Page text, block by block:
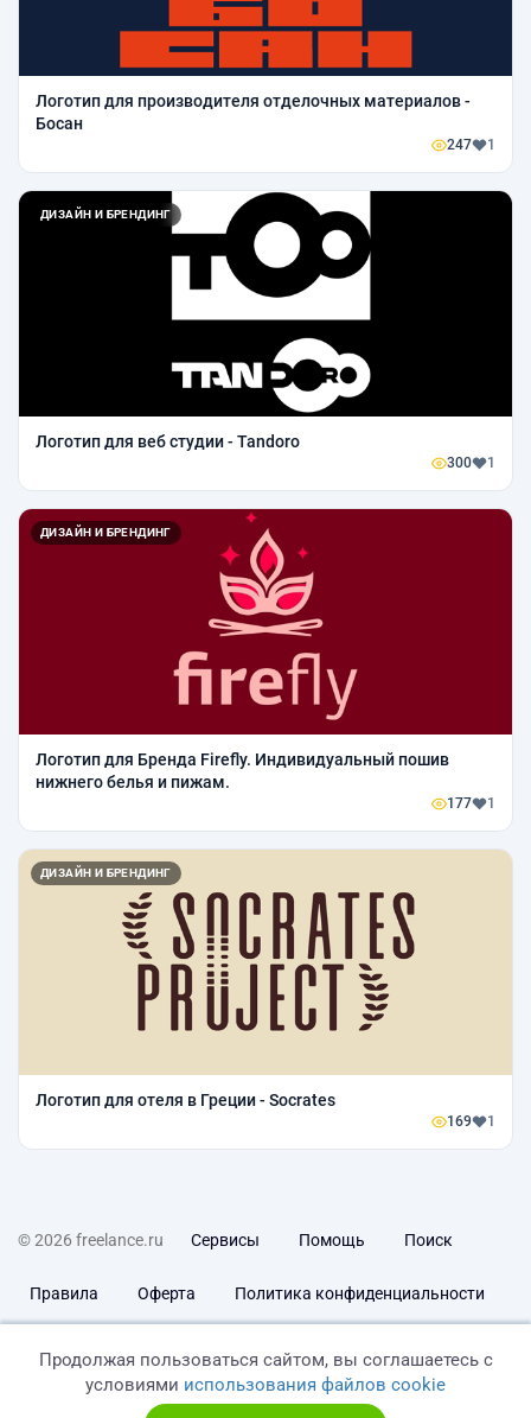
Логотип для производителя отделочных материалов -
Босан
247 1
ДИЗАЙН И БРЕНДИНГ
Логотип для веб студии - Tandoro
300 1
ДИЗАЙН И БРЕНДИНГ
Логотип для Бренда Firefly. Индивидуальный пошив
нижнего белья и пижам.
177 1
ДИЗАЙН И БРЕНДИНГ
Логотип для отеля в Греции - Socrates
169 1
© 2026 freelance.ru Сервисы Помощь Поиск
Правила Оферта Политика конфиденциальности
Продолжая пользоваться сайтом, вы соглашаетесь с
условиями использования файлов cookie